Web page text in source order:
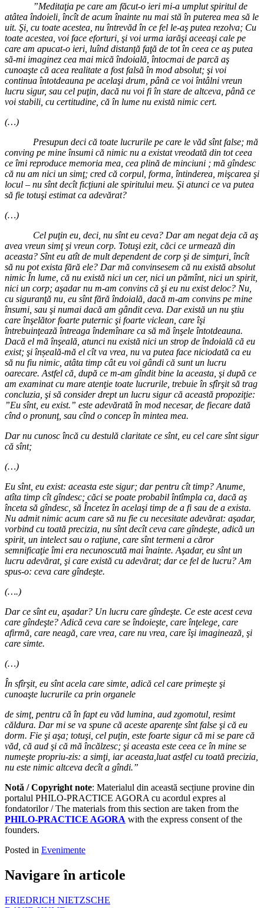
”Meditaţia pe care am făcut-o ieri mi-a umplut spiritul de
atâtea îndoieli, încît de acum înainte nu mai stă în puterea mea să le
uit. Şi, cu toate acestea, nu întrevăd în ce fel le-aş putea rezolva; Cu
toate acestea, voi face eforturi, şi voi urma iarăşi aceeaşi cale pe
care am apucat-o ieri, luînd distanţă faţă de tot în ceea ce aş putea
să-mi imaginez cea mai mică îndoială, întocmai de parcă aş
cunoaşte că acea realitate a fost falsă în mod absolut; şi voi
continua întotdeauna pe acelaşi drum, până ce voi întâlni vreun
lucru sigur, sau cel puţin, dacă nu voi fi în stare de altceva, până ce
voi stabili, cu certitudine, că în lume nu există nimic cert.
(…)
Presupun deci că toate lucrurile pe care le văd sînt false; mă
conving pe mine însumi că nimic nu a existat vreodată din tot ceea
ce îmi reproduce memoria mea, cea plină de minciuni ; mă gîndesc
că nu am nici un simţ; cred că corpul, forma, întinderea, mişcarea şi
locul – nu sînt decît ficţiuni ale spiritului meu. Şi atunci ce va putea
să fie totuşi estimat ca adevărat?
(…)
Cel puţin eu, deci, nu sînt eu ceva? Dar am negat deja că aş
avea vreun simţ şi vreun corp. Totuşi ezit, căci ce urmează din
aceasta? Sînt eu atît de mult dependent de corp şi de simţuri, încît
să nu pot exista fără ele? Dar mă convinsesem că nu există absolut
nimic În lume, că nu există nici un cer, nici un pămînt, nici un spirit,
nici un corp; aşadar nu m-am convins că şi eu nu exist deloc? Nu,
cu siguranţă nu, eu sînt fără îndoială, dacă m-am convins pe mine
însumi, sau şi numai dacă am gândit ceva. Dar există un nu ştiu
care înşelător foarte puternic şi foarte viclean, care îşi
întrebuinţează întreaga îndemînare ca să mă înşele întotdeauna.
Dacă el mă înşeală, atunci nu există nici un strop de îndoială că eu
exist; şi înșeală-mă el cît va vrea, nu va putea face niciodată ca eu
să nu fiu nimic, atâta timp cât eu voi gândi că sunt un lucru
oarecare. Astfel că, după ce m-am gîndit bine la aceasta, şi după ce
am examinat cu mare atenţie toate lucrurile, trebuie în sfîrşit să trag
concluzia, şi să consider drept un lucru sigur că această propoziţie:
”Eu sînt, eu exist.” este adevărată în mod necesar, de fiecare dată
cînd o pronunţ, sau cînd o concep în mintea mea.
Dar nu cunosc încă cu destulă claritate ce sînt, eu cel care sînt sigur
că sînt;
(…)
Eu sînt, eu exist: aceasta este sigur; dar pentru cît timp? Anume,
atîta timp cît gîndesc; căci se poate probabil întîmpla ca, dacă aş
înceta să gîndesc, să Încetez în acelaşi timp de a fi sau de a exista.
Nu admit nimic acum care să nu fie cu necesitate adevărat: aşadar,
vorbind cu toată precizia, nu sînt decît ceva care gîndeşte, adică un
spirit, un intelect sau o raţiune, care sînt termeni a căror
semnificaţie îmi era necunoscută mai înainte. Aşadar, eu sînt un
lucru adevărat, şi care există cu adevărat; dar ce fel de lucru? Am
spus-o: ceva care gîndeşte.
(….)
Dar ce sînt eu, aşadar? Un lucru care gîndeşte. Ce este acest ceva
care gîndeşte? Adică ceva care se îndoieşte, care înţelege, care
afirmă, care neagă, care vrea, care nu vrea, care îşi imaginează, şi
care simte.
(…)
În sfîrşit, eu sînt acela care simte, adică cel care primeşte şi
cunoaşte lucrurile ca prin organele
de simţ, pentru că în fapt eu văd lumina, aud zgomotul, resimt
căldura. Dar mi se va spune că aceste aparenţe sînt false şi că eu
dorm. Fie şi aşa; totuşi, cel puţin, este foarte sigur că mi se pare că
văd, că aud şi că mă încălzesc; şi aceasta este ceea ce în mine se
numeşte propriu-zis: a simţi, iar aceasta,luat astfel cu toată precizia,
nu este nimic altceva decît a gîndi.”
Notă / Copyright note: Materialul din această secțiune provine din
portalul PHILO-PRACTICE AGORA cu acordul expres al
fondatorilor / The materials from this section are taken from the
PHILO-PRACTICE AGORA with the express consent of the
founders.
Posted in Evenimente
Navigare în articole
FRIEDRICH NIETZSCHE